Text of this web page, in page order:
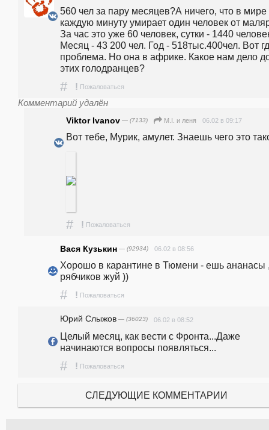
560 чел за пару месяцев?А ничего, что в мире
каждую минуту умирает один человек от
За час это уже 60 человек, сутки - 1440
Месяц - 43 200 чел. Год - 518тыс.400чел. Вот
проблема. Но она в африке. Какое нам дело
этих голодранцев?
# ! Пожаловаться
Комментарий удалён
Viktor Ivanov — (7133) M.I. и леня 06.02 в 09:17
Вот тебе, Мурик, амулет. Знаешь чего это
# ! Пожаловаться
Вася Кузькин — (92934) 06.02 в 08:56
Хорошо в карантине в Тюмени - ешь ананасы
рябчиков жуй ))
# ! Пожаловаться
Юрий Слыжов — (36023) 06.02 в 08:52
Целый месяц, как вести с Фронта...Даже
начинаются вопросы появляться...
# ! Пожаловаться
СЛЕДУЮЩИЕ КОММЕНТАРИИ